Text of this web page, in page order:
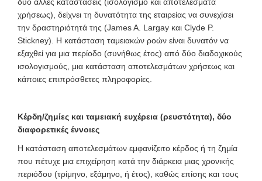
χρήσεως), δείχνει τη δυνατότητα της εταιρείας να συνεχίσει
την δραστηριότητά της (James A. Largay και Clyde P.
Stickney). Η κατάσταση ταμειακών ροών είναι δυνατόν να
εξαχθεί για μια περίοδο (συνήθως έτος) από δύο διαδοχικούς
ισολογισμούς, μια κατάσταση αποτελεσμάτων χρήσεως και
κάποιες επιπρόσθετες πληροφορίες.
Κέρδη/ζημίες και ταμειακή ευχέρεια (ρευστότητα), δύο
διαφορετικές έννοιες
Η κατάσταση αποτελεσμάτων εμφανίζειτο κέρδος ή τη ζημία
που πέτυχε μια επιχείρηση κατά την διάρκεια μιας χρονικής
περιόδου (τρίμηνο, εξάμηνο, ή έτος), καθώς επίσης και τους